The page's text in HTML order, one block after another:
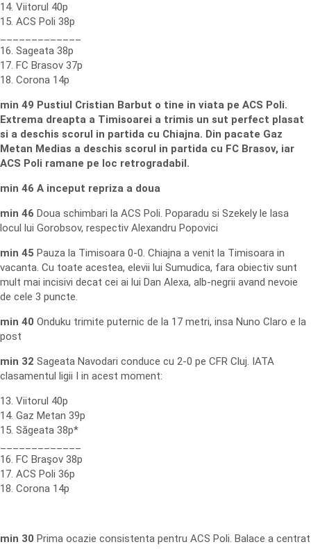
14. Viitorul 40p
15. ACS Poli 38p
16. Sageata 38p
17. FC Brasov 37p
18. Corona 14p
min 49 Pustiul Cristian Barbut o tine in viata pe ACS Poli.
Extrema dreapta a Timisoarei a trimis un sut perfect plasat
si a deschis scorul in partida cu Chiajna. Din pacate Gaz
Metan Medias a deschis scorul in partida cu FC Brasov, iar
ACS Poli ramane pe loc retrogradabil.
min 46 A inceput repriza a doua
min 46 Doua schimbari la ACS Poli. Poparadu si Szekely le lasa
locul lui Gorobsov, respectiv Alexandru Popovici
min 45 Pauza la Timisoara 0-0. Chiajna a venit la Timisoara in
vacanta. Cu toate acestea, elevii lui Sumudica, fara obiectiv sunt
mult mai incisivi decat cei ai lui Dan Alexa, alb-negrii avand nevoie
de cele 3 puncte.
min 40 Onduku trimite puternic de la 17 metri, insa Nuno Claro e la
post
min 32 Sageata Navodari conduce cu 2-0 pe CFR Cluj. IATA
clasamentul ligii I in acest moment:
13. Viitorul 40p
14. Gaz Metan 39p
15. Săgeata 38p*
16. FC Braşov 38p
17. ACS Poli 36p
18. Corona 14p
min 30 Prima ocazie consistenta pentru ACS Poli. Balace a centrat